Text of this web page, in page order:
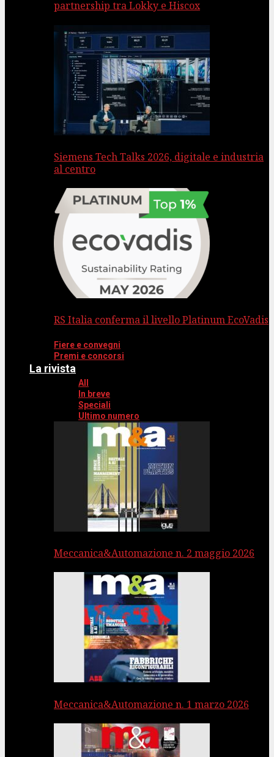
partnership tra Lokky e Hiscox
Siemens Tech Talks 2026, digitale e industria
al centro
RS Italia conferma il livello Platinum EcoVadis
Fiere e convegni
Premi e concorsi
La rivista
All
In breve
Speciali
Ultimo numero
Meccanica&Automazione n. 2 maggio 2026
Meccanica&Automazione n. 1 marzo 2026